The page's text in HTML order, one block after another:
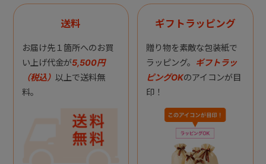
送料
お届け先１箇所へのお買
い上げ代金が5,500円
（税込） 以上で送料無
料。
ギフトラッピング
贈り物を素敵な包装紙で
ラッピング。 ギフトラッ
ピングOKのアイコンが目
印！